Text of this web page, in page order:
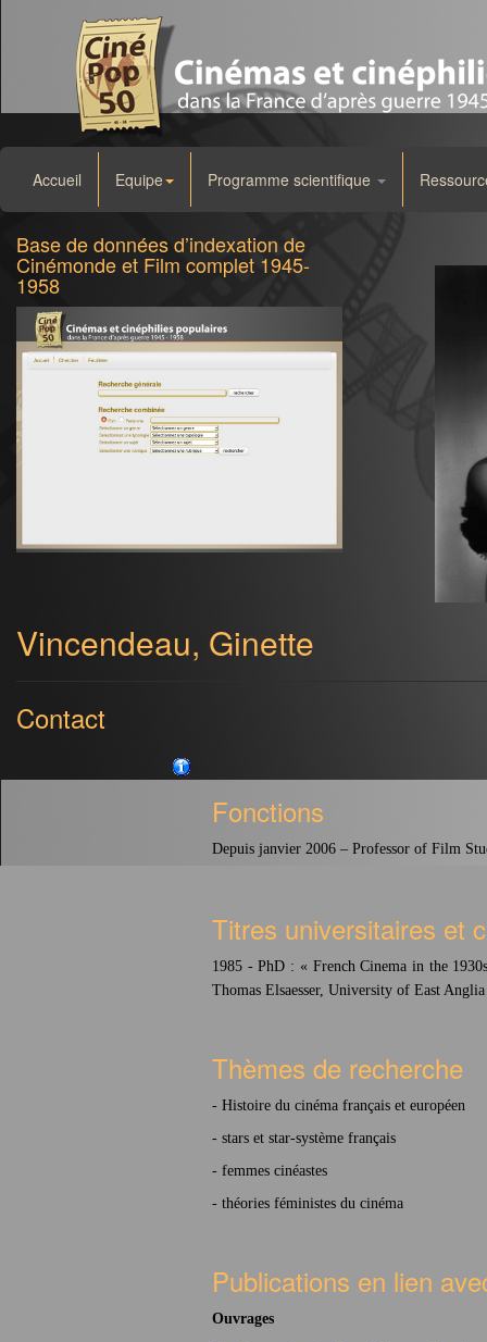
Accueil Equipe Programme scientifique
Base de données d’indexation de
Cinémonde et Film complet 1945-
1958
Vincendeau, Ginette
Contact
Fonctions
Depuis janvier 2006 – Professor of Film
Titres universitaires et
1985 - PhD : « French Cinema in the
Thomas Elsaesser, University of East Anglia
Thèmes de recherche
- Histoire du cinéma français et européen
- stars et star-système français
- femmes cinéastes
- théories féministes du cinéma
Publications en lien
Ouvrages